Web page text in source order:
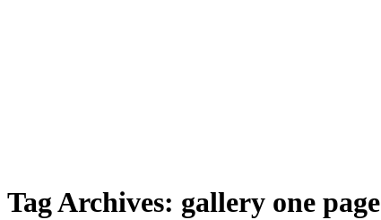
Tag Archives: gallery one page